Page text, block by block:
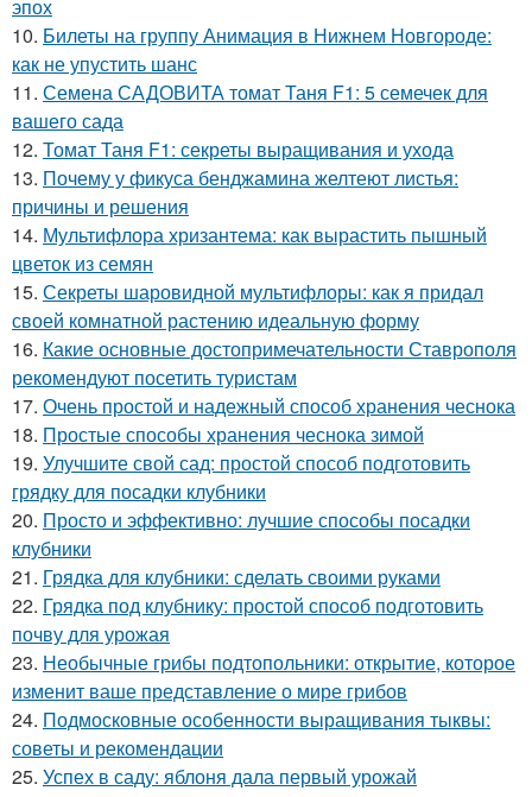
эпох
10. Билеты на группу Анимация в Нижнем Новгороде:
как не упустить шанс
11. Семена САДОВИТА томат Таня F1: 5 семечек для
вашего сада
12. Томат Таня F1: секреты выращивания и ухода
13. Почему у фикуса бенджамина желтеют листья:
причины и решения
14. Мультифлора хризантема: как вырастить пышный
цветок из семян
15. Секреты шаровидной мультифлоры: как я придал
своей комнатной растению идеальную форму
16. Какие основные достопримечательности Ставрополя
рекомендуют посетить туристам
17. Очень простой и надежный способ хранения чеснока
18. Простые способы хранения чеснока зимой
19. Улучшите свой сад: простой способ подготовить
грядку для посадки клубники
20. Просто и эффективно: лучшие способы посадки
клубники
21. Грядка для клубники: сделать своими руками
22. Грядка под клубнику: простой способ подготовить
почву для урожая
23. Необычные грибы подтопольники: открытие, которое
изменит ваше представление о мире грибов
24. Подмосковные особенности выращивания тыквы:
советы и рекомендации
25. Успех в саду: яблоня дала первый урожай